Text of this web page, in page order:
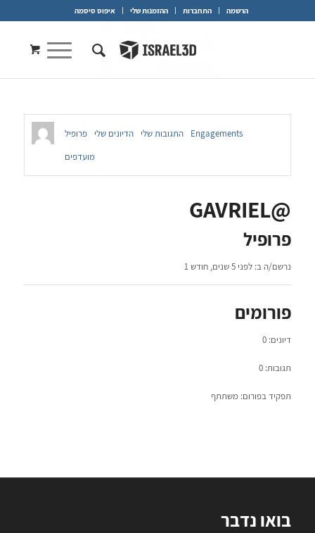
הרשמה התחברות ההזמנות שלי איפוס סיסמה
פרופיל הדיונים שלי התגובות שלי
Engagements
מועדפים
@GAVRIEL
פרופיל
נרשם/ה ב: לפני 5 שנים, חודש 1
פורומים
דיונים: 0
תגובות: 0
תפקיד בפורום: משתתף
בואו נדבר